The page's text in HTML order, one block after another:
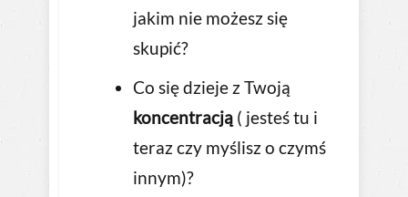
jakim nie możesz się
skupić?
Co się dzieje z Twoją
koncentracją ( jesteś tu i
teraz czy myślisz o czymś
innym)?